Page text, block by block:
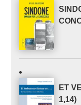
ET
1,14)